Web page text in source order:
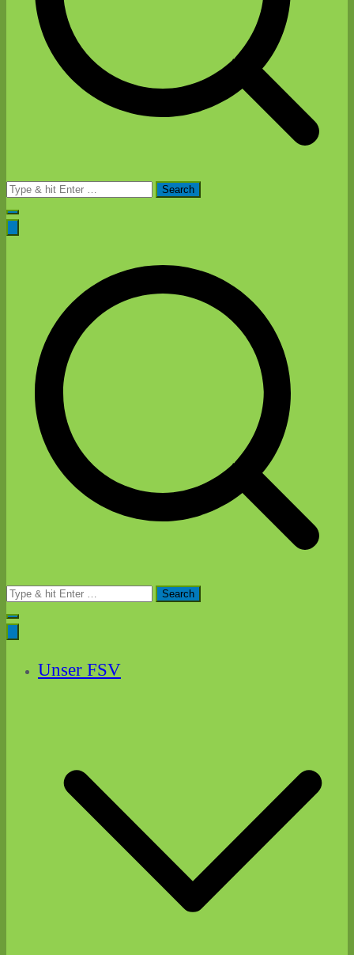
Search
for:
Search
for:
Unser FSV